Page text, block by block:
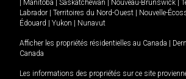
Manitoba Saskatchewan Nouveau-Brunswick
Labrador
Territoires du Nord-Ouest Nouvelle-
Édouard
Yukon Nunavut
Afficher les propriétés résidentielles au Canada
Canada
Les informations des propriétés sur ce site